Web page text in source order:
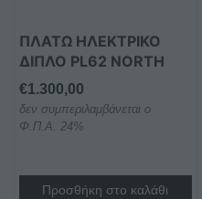
ΠΛΑΤΩ ΗΛΕΚΤΡΙΚΟ
ΔΙΠΛΟ PL62 NORTH
€1.300,00
δεν συμπεριλαμβάνεται ο
Φ.Π.Α. 24%
Προσθήκη στο καλάθι